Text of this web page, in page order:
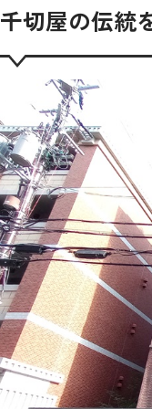
千切屋の伝統